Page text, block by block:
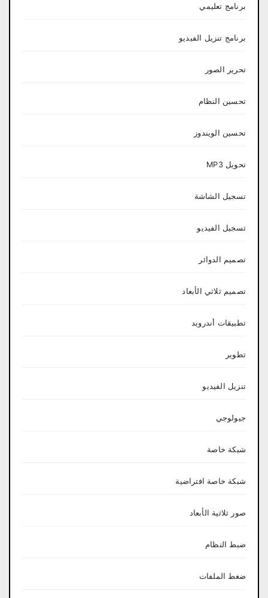
برنامج تعليمي
برنامج تنزيل الفيديو
تحرير الصور
تحسين النظام
تحسين الويندوز
تحويل MP3
تسجيل الشاشة
تسجيل الفيديو
تصميم الدوائر
تصميم ثلاثي الأبعاد
تطبيقات أندرويد
تطوير
تنزيل الفيديو
جيولوجي
شبكة خاصة
شبكة خاصة افتراضية
صور ثلاثية الأبعاد
ضبط النظام
ضغط الملفات